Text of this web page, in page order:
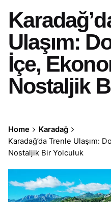
Ulaşım:
İçe,
Nostaljik
Home
Karadağ
Karadağ’da Trenle Ulaşım:
Nostaljik Bir Yolculuk